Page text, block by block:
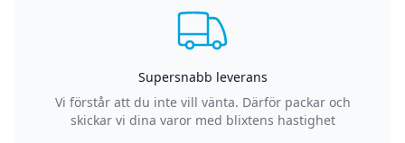
Supersnabb leverans
Vi förstår att du inte vill vänta. Därför packar och
skickar vi dina varor med blixtens hastighet